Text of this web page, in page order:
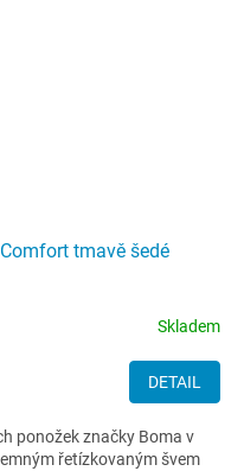
tmavě šedé
Skladem
DETAIL
ponožek značky Boma v
řetízkovaným švem